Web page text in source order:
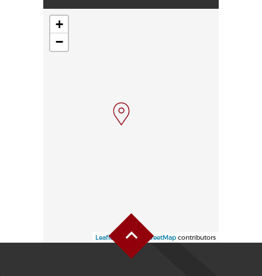
+
−
Leaflet | ©OpenStreetMap contributors